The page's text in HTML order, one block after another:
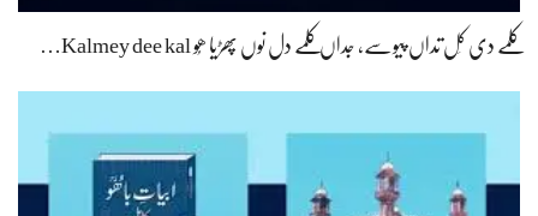
کلمے دی کَل تداں پیوسے، جداں کلمے دل نوں پھڑیا ھُو Kalmey dee kal…